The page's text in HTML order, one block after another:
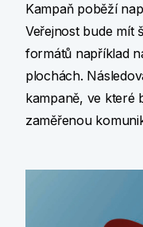
Kampaň poběží
Veřejnost bude mít
formátů například
plochách.
kampaně, ve které
zaměřenou